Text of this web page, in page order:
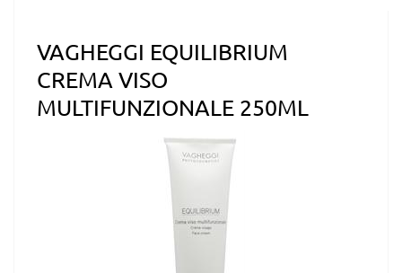
VAGHEGGI EQUILIBRIUM
CREMA VISO
MULTIFUNZIONALE 250ML